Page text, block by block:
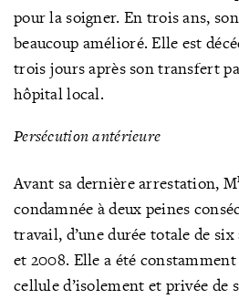
pour la soigner. En trois ans,
beaucoup amélioré. Elle est
trois jours après son transfert
hôpital local.
Persécution antérieure
Avant sa dernière arrestation, M
condamnée à deux peines
travail, d’une durée totale de
et 2008. Elle a été
cellule d’isolement et privée de